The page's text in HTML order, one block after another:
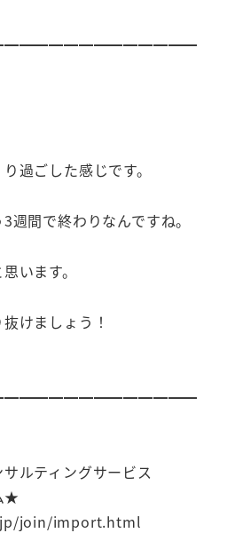
過ごした感じです。
週間で終わりなんですね。
います。
けましょう！
ルティングサービス
★
join/import.html